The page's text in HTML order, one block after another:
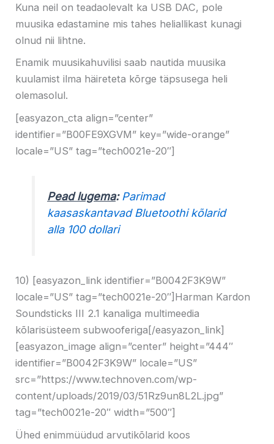
Kuna neil on teadaolevalt ka USB DAC, pole
muusika edastamine mis tahes heliallikast kunagi
olnud nii lihtne.
Enamik muusikahuvilisi saab nautida muusika
kuulamist ilma häireteta kõrge täpsusega heli
olemasolul.
[easyazon_cta align=”center”
identifier=”B00FE9XGVM” key=”wide-orange”
locale=”US” tag=”tech0021e-20″]
Pead lugema: Parimad
kaasaskantavad Bluetoothi ​​kõlarid
alla 100 dollari
10) [easyazon_link identifier=”B0042F3K9W”
locale=”US” tag=”tech0021e-20″]Harman Kardon
Soundsticks III 2.1 kanaliga multimeedia
kõlarisüsteem subwooferiga[/easyazon_link]
[easyazon_image align=”center” height=”444″
identifier=”B0042F3K9W” locale=”US”
src=”https://www.technoven.com/wp-
content/uploads/2019/03/51Rz9un8L2L.jpg”
tag=”tech0021e-20″ width=”500″]
Ühed enimmüüdud arvutikõlarid koos